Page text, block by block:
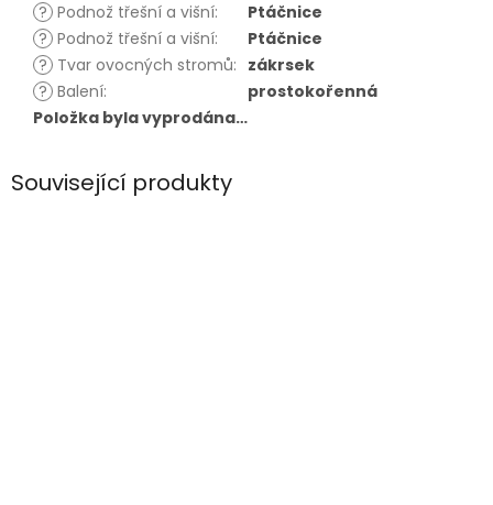
? Podnož třešní a višní:
Ptáčnice
? Podnož třešní a višní:
Ptáčnice
? Tvar ovocných stromů: zákrsek
? Balení:
prostokořenná
Položka byla vyprodána…
Související produkty